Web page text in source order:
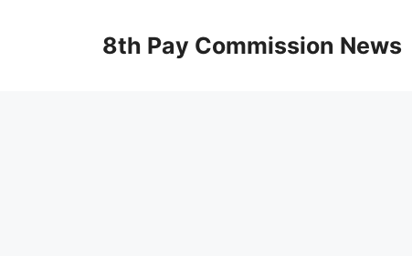
8th Pay Commission News